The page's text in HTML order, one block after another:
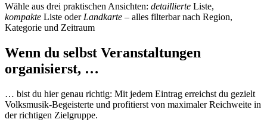
Wähle aus drei praktischen Ansichten: detaillierte Liste,
kompakte Liste oder Landkarte – alles filterbar nach Region,
Kategorie und Zeitraum
Wenn du selbst Veranstaltungen
organisierst, …
… bist du hier genau richtig: Mit jedem Eintrag erreichst du gezielt
Volksmusik-Begeisterte und profitierst von maximaler Reichweite in
der richtigen Zielgruppe.